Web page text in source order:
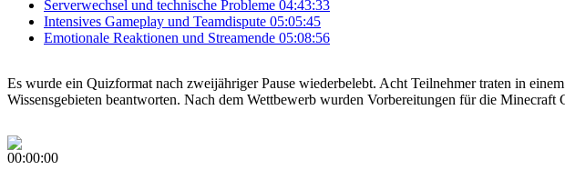
Serverwechsel und technische Probleme 04:43:33
Intensives Gameplay und Teamdispute 05:05:45
Emotionale Reaktionen und Streamende 05:08:56
Es wurde ein Quizformat nach zweijähriger Pause wiederbelebt. Acht Teilnehmer traten in
Wissensgebieten beantworten. Nach dem Wettbewerb wurden Vorbereitungen für die
00:00:00